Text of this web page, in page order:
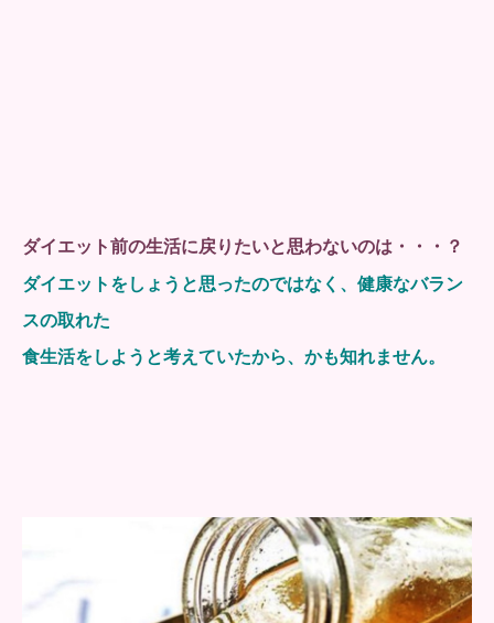
ダイエット前の生活に戻りたいと思わないのは・・・？
ダイエットをしょうと思ったのではなく、健康なバラン
スの取れた
食生活をしようと考えていたから、かも知れません。